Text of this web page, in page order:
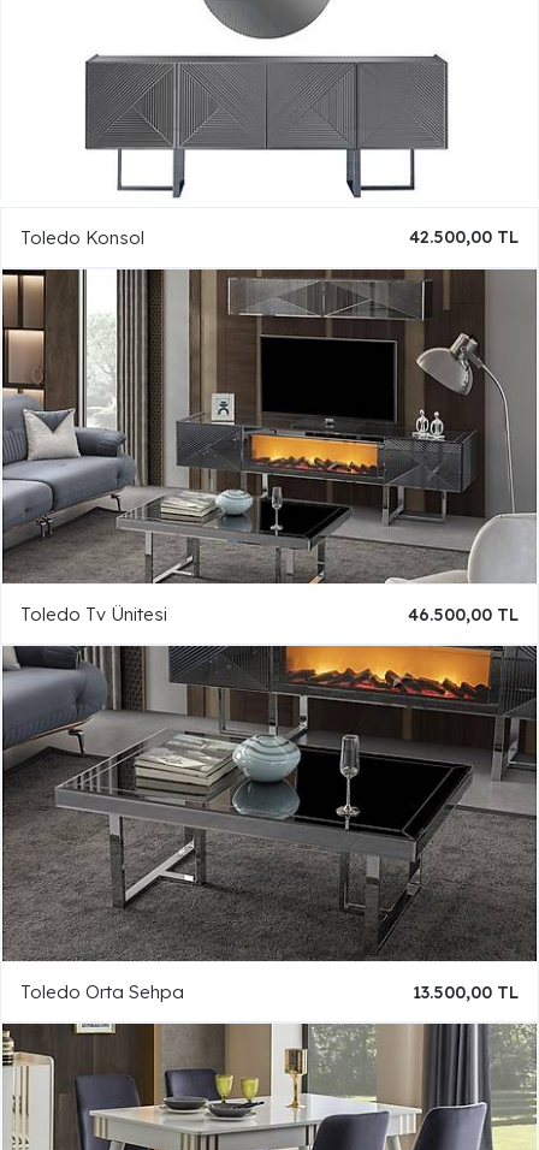
Toledo Konsol 42.500,00 TL
Toledo Tv Ünitesi 46.500,00 TL
Toledo Orta Sehpa 13.500,00 TL